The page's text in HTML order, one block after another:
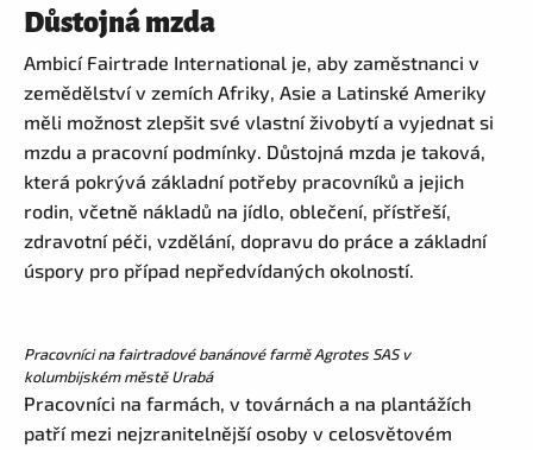
Důstojná mzda
Ambicí Fairtrade International je, aby zaměstnanci v
zemědělství v zemích Afriky, Asie a Latinské Ameriky
měli možnost zlepšit své vlastní živobytí a vyjednat si
mzdu a pracovní podmínky. Důstojná mzda je taková,
která pokrývá základní potřeby pracovníků a jejich
rodin, včetně nákladů na jídlo, oblečení, přístřeší,
zdravotní péči, vzdělání, dopravu do práce a základní
úspory pro případ nepředvídaných okolností.
Pracovníci na fairtradové banánové farmě Agrotes SAS v
kolumbijském městě Urabá
Pracovníci na farmách, v továrnách a na plantážích
patří mezi nejzranitelnější osoby v celosvětovém